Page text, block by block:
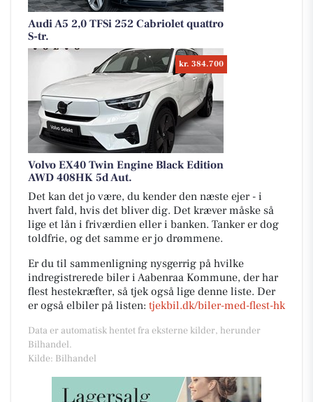
Audi A5 2,0 TFSi 252 Cabriolet quattro
S-tr.
kr. 384.700
Volvo EX40 Twin Engine Black Edition
AWD 408HK 5d Aut.
Det kan det jo være, du kender den næste ejer - i
hvert fald, hvis det bliver dig. Det kræver måske så
lige et lån i friværdien eller i banken. Tanker er dog
toldfrie, og det samme er jo drømmene.
Er du til sammenligning nysgerrig på hvilke
indregistrerede biler i Aabenraa Kommune, der har
flest hestekræfter, så tjek også lige denne liste. Der
er også elbiler på listen: tjekbil.dk/biler-med-flest-hk
Data er automatisk hentet fra eksterne kilder, herunder
Bilhandel.
Kilde: Bilhandel